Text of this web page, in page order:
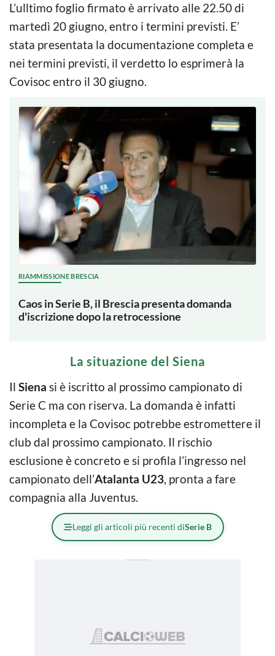
L’ulltimo foglio firmato è arrivato alle 22.50 di
martedì 20 giugno, entro i termini previsti. E’
stata presentata la documentazione completa e
nei termini previsti, il verdetto lo esprimerà la
Covisoc entro il 30 giugno.
RIAMMISSIONE BRESCIA
Caos in Serie B, il Brescia presenta domanda
d'iscrizione dopo la retrocessione
La situazione del Siena
Il Siena si è iscritto al prossimo campionato di
Serie C ma con riserva. La domanda è infatti
incompleta e la Covisoc potrebbe estromettere il
club dal prossimo campionato. Il rischio
esclusione è concreto e si profila l’ingresso nel
campionato dell’Atalanta U23, pronta a fare
compagnia alla Juventus.
Leggi gli articoli più recenti diSerie B